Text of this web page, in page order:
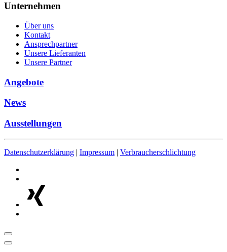
Unternehmen
Über uns
Kontakt
Ansprechpartner
Unsere Lieferanten
Unsere Partner
Angebote
News
Ausstellungen
Datenschutzerklärung | Impressum | Verbraucherschlichtung